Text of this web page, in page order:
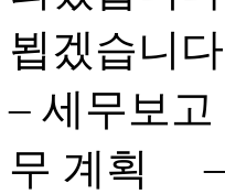
뵙겠습
– 세무
무 계획 –